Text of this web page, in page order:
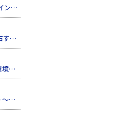
7月の清掃で気をつけたいポイント
ス～
床下排水口の清掃 ～快適な環境を維持するために～
キッチン・バックヤード清掃 〜油汚れを徹底除去し、安全な職場環境へ〜